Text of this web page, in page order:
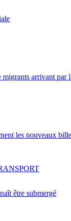
migrants arrivant par
les nouveaux
être submergé